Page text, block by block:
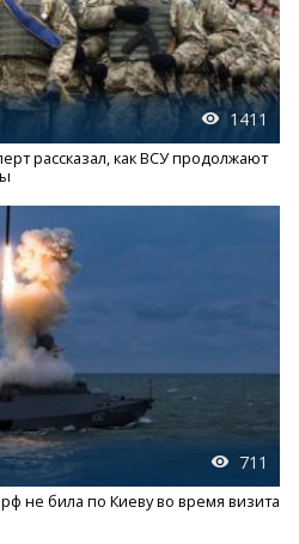
1411
рассказал, как ВСУ продолжают
711
не била по Киеву во время визита